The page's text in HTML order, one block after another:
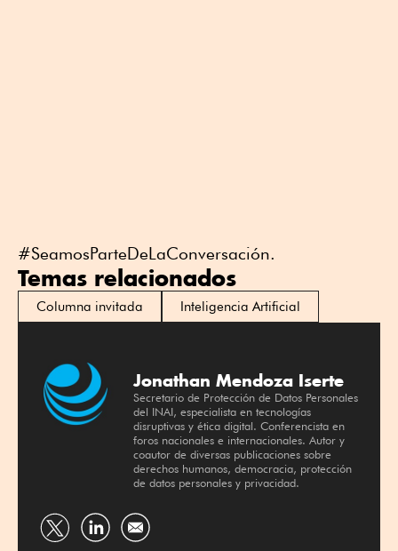
#SeamosParteDeLaConversación.
Temas relacionados
Columna invitada Inteligencia Artificial
Jonathan Mendoza Iserte
Secretario de Protección de Datos Personales
del INAI, especialista en tecnologías
disruptivas y ética digital. Conferencista en
foros nacionales e internacionales. Autor y
coautor de diversas publicaciones sobre
derechos humanos, democracia, protección
de datos personales y privacidad.
CompartirCompartir